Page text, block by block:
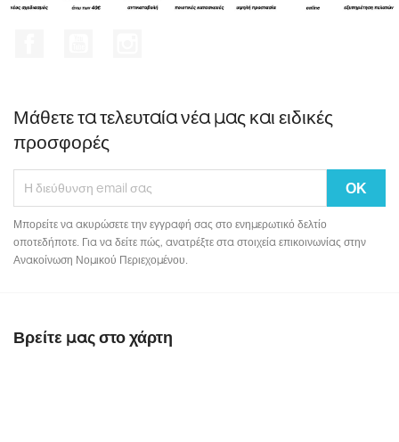
Μάθετε τα τελευταία νέα μας και ειδικές
προσφορές
Μπορείτε να ακυρώσετε την εγγραφή σας στο ενημερωτικό δελτίο
οποτεδήποτε. Για να δείτε πώς, ανατρέξτε στα στοιχεία επικοινωνίας στην
Ανακοίνωση Νομικού Περιεχομένου.
Βρείτε μας στο χάρτη